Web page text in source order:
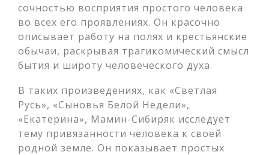
сочностью восприятия простого человека
во всех его проявлениях. Он красочно
описывает работу на полях и крестьянские
обычаи, раскрывая трагикомический смысл
бытия и широту человеческого духа.
В таких произведениях, как «Светлая
Русь», «Сыновья Белой Недели»,
«Екатерина», Мамин-Сибиряк исследует
тему привязанности человека к своей
родной земле. Он показывает простых